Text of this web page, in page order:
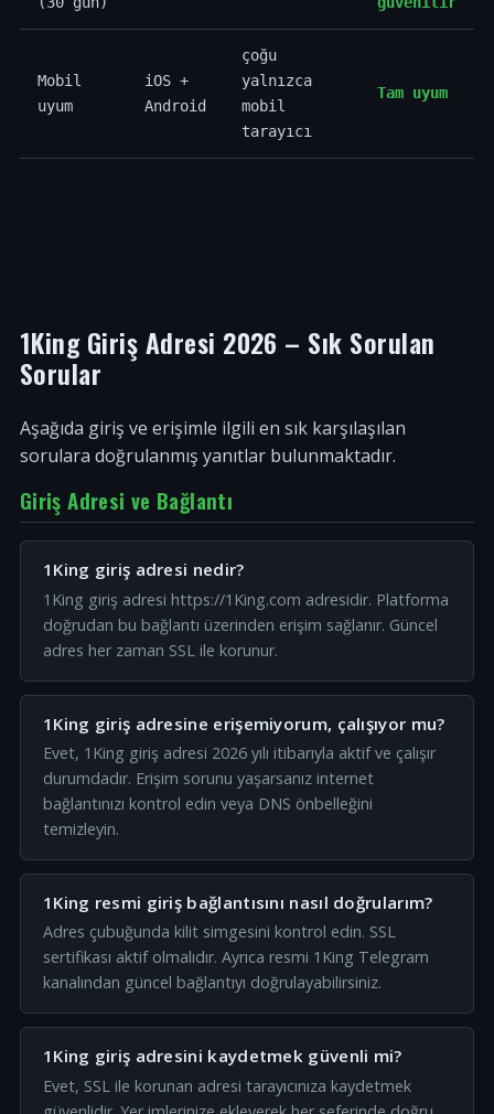
Mobil
uyum
iOS +
Android
çoğu
yalnızca
mobil
tarayıcı
Tam uyum
1King Giriş Adresi 2026 – Sık Sorulan
Sorular
Aşağıda giriş ve erişimle ilgili en sık karşılaşılan
sorulara doğrulanmış yanıtlar bulunmaktadır.
Giriş Adresi ve Bağlantı
1King giriş adresi nedir?
1King giriş adresi https://1King.com adresidir. Platforma
doğrudan bu bağlantı üzerinden erişim sağlanır. Güncel
adres her zaman SSL ile korunur.
1King giriş adresine erişemiyorum, çalışıyor mu?
Evet, 1King giriş adresi 2026 yılı itibarıyla aktif ve çalışır
durumdadır. Erişim sorunu yaşarsanız internet
bağlantınızı kontrol edin veya DNS önbelleğini
temizleyin.
1King resmi giriş bağlantısını nasıl doğrularım?
Adres çubuğunda kilit simgesini kontrol edin. SSL
sertifikası aktif olmalıdır. Ayrıca resmi 1King Telegram
kanalından güncel bağlantıyı doğrulayabilirsiniz.
1King giriş adresini kaydetmek güvenli mi?
Evet, SSL ile korunan adresi tarayıcınıza kaydetmek